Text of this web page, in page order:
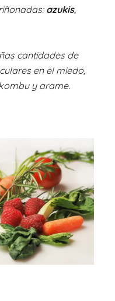
azukis,
cantidades de
en el miedo,
y arame.